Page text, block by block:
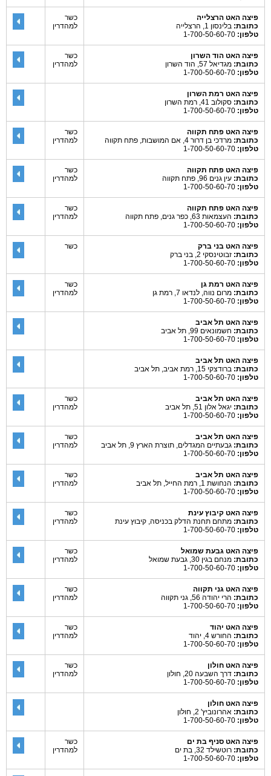
פיצה האט הרצלייה
כתובת: בלינסון 1, הרצלייה
טלפון:
כשר
למהדרין
פיצה האט הוד השרון
כתובת: מגדיאל 57, הוד השרון
טלפון:
כשר
למהדרין
פיצה האט רמת השרון
כתובת: סקולוב 41, רמת השרון
טלפון:
פיצה האט פתח תקווה
כתובת: מרדכי בן דרור 4, אם המושבות, פתח תקווה
טלפון:
כשר
למהדרין
פיצה האט פתח תקווה
כתובת: עין גנים 96, פתח תקווה
טלפון:
כשר
למהדרין
פיצה האט פתח תקווה
כתובת: העצמאות 63, כפר גנים, פתח תקווה
טלפון:
כשר
למהדרין
פיצה האט בני ברק
כתובת: זבוטינסקי 2, בני ברק
טלפון:
כשר
פיצה האט רמת גן
כתובת: מרום נווה, לנדאו 7, רמת גן
טלפון:
כשר
למהדרין
פיצה האט תל אביב
כתובת: חשמונאים 99, תל אביב
טלפון:
פיצה האט תל אביב
כתובת: ברודצקי 15, רמת אביב, תל אביב
טלפון:
פיצה האט תל אביב
כתובת: יגאל אלון 51, תל אביב
טלפון:
כשר
למהדרין
פיצה האט תל אביב
כתובת: גבעתיים המגדלים, תוצרת הארץ 9, תל אביב
טלפון:
כשר
למהדרין
פיצה האט תל אביב
כתובת: הנחושת 1, רמת החייל, תל אביב
טלפון:
כשר
למהדרין
פיצה האט קיבוץ עינת
כתובת: מתחם תחנת הדלק בכניסה, קיבוץ עינת
טלפון:
כשר
למהדרין
פיצה האט גבעת שמואל
כתובת: מנחם בגין 30, גבעת שמואל
טלפון:
כשר
למהדרין
פיצה האט גני תקווה
כתובת: הרי יהודה 56, גני תקווה
טלפון:
כשר
למהדרין
פיצה האט יהוד
כתובת: החורש 4, יהוד
טלפון:
כשר
למהדרין
פיצה האט חולון
כתובת: דרך השבעה 20, חולון
טלפון:
כשר
למהדרין
פיצה האט חולון
כתובת: אהרונוביץ' 2, חולון
טלפון:
פיצה האט סניף בת ים
כתובת: רוטשילד 32, בת ים
טלפון:
כשר
למהדרין